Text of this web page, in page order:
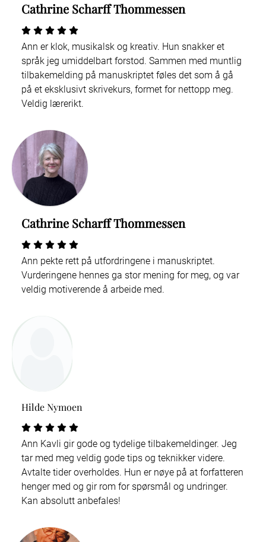
Cathrine Scharff Thommessen
Ann er klok, musikalsk og kreativ. Hun snakker et
språk jeg umiddelbart forstod. Sammen med muntlig
tilbakemelding på manuskriptet føles det som å gå
på et eksklusivt skrivekurs, formet for nettopp meg.
Veldig lærerikt.
Cathrine Scharff Thommessen
Ann pekte rett på utfordringene i manuskriptet.
Vurderingene hennes ga stor mening for meg, og var
veldig motiverende å arbeide med.
Hilde Nymoen
Ann Kavli gir gode og tydelige tilbakemeldinger. Jeg
tar med meg veldig gode tips og teknikker videre.
Avtalte tider overholdes. Hun er nøye på at forfatteren
henger med og gir rom for spørsmål og undringer.
Kan absolutt anbefales!